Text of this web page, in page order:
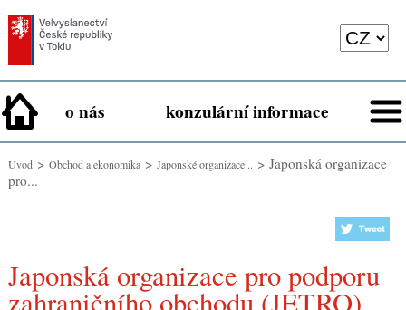
o nás konzulární informace
Úvod> Obchod a ekonomika> Japonské organizace... > Japonská organizace
pro...
Japonská organizace pro podporu